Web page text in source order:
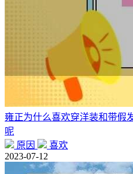
雍正为什么喜欢穿洋装和带假
呢
原因
喜欢
2023-07-12